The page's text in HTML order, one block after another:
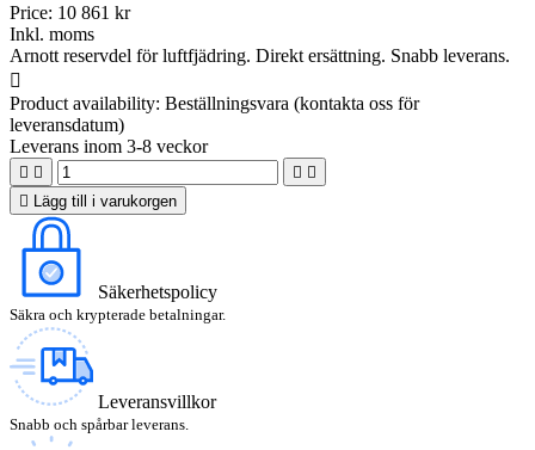
Price: 10 861 kr
Inkl. moms
Arnott reservdel för luftfjädring. Direkt ersättning. Snabb leverans.

Product availability: Beställningsvara (kontakta oss för
leveransdatum)
Leverans inom 3-8 veckor
   

Lägg till i varukorgen
Säkerhetspolicy
Säkra och krypterade betalningar.
Leveransvillkor
Snabb och spårbar leverans.